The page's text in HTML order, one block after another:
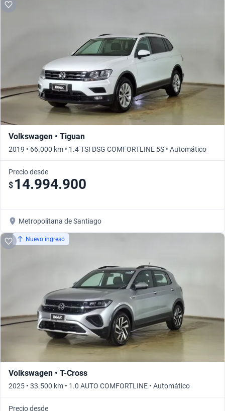
Volkswagen • Tiguan
2019 • 66.000 km • 1.4 TSI DSG COMFORTLINE 5S • Automático
Precio desde
$ 14.994.900
Metropolitana de Santiago
Nuevo ingreso
Volkswagen • T-Cross
2025 • 33.500 km • 1.0 AUTO COMFORTLINE • Automático
Precio desde